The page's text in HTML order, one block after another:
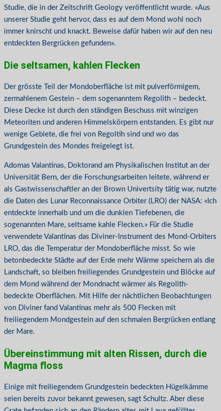
Studie, die in der Zeitschrift Geology veröffentlicht wurde. «Aus
unserer Studie geht hervor, dass es auf dem Mond wohl noch
immer knirscht und knackt. Beweise dafür haben wir auf den neu
entdeckten Bergrücken gefunden».
Die seltsamen, kahlen Flecken
Der grösste Teil der Mondoberfläche ist mit pulverförmigem,
zermahlenem Gestein – dem sogenanntem Regolith – bedeckt.
Diese Decke ist durch den ständigen Beschuss mit winzigen
Meteoriten und anderen Himmelskörpern entstanden. Es gibt nur
wenige Gebiete, die frei von Regoltih sind und wo das
Grundgestein des Mondes freigelegt ist.
Adomas Valantinas, Doktorand am Physikalischen Institut an der
Universität Bern, der die Forschungsarbeiten leitete, während er
als Gastwissenschaftler an der Brown Univertsity tätig war, nutzte
die Daten des Lunar Reconnaissance Orbiter (LRO) der NASA: «Ich
entdeckte innerhalb und um die dunklen Tiefebenen, die
sogenannten Mare, seltsame kahle Flecken.» Für die Studie
verwendete Valantinas das Diviner-Instrument des Mond-Orbiters
LRO, das die Temperatur der Mondoberfläche misst. So wie
betonbedeckte Städte auf der Erde mehr Wärme speichern als die
Landschaft, so bleiben freiliegendes Grundgestein und Blöcke auf
dem Mond während der Mondnacht wärmer als Regolith-
bedeckte Oberflächen. Mit Hilfe der nächtlichen Beobachtungen
von Diviner fand Valantinas mehr als 500 Flecken mit
freiliegendem Mondgestein auf den schmalen Bergrücken entlang
der Mare.
Übereinstimmung mit alten Rissen, durch die
Magma floss
Einige mit freiliegendem Grundgestein bedeckten Hügelkämme
seien bereits zuvor bekannt gewesen, sagt Schultz. Aber diese